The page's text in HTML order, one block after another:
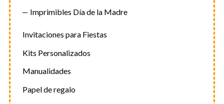
Imprimibles Día de la Madre
Invitaciones para Fiestas
Kits Personalizados
Manualidades
Papel de regalo